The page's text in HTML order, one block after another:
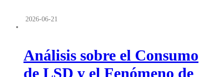
2026-06-21
Análisis sobre el Consumo
de LSD y el Fenómeno de